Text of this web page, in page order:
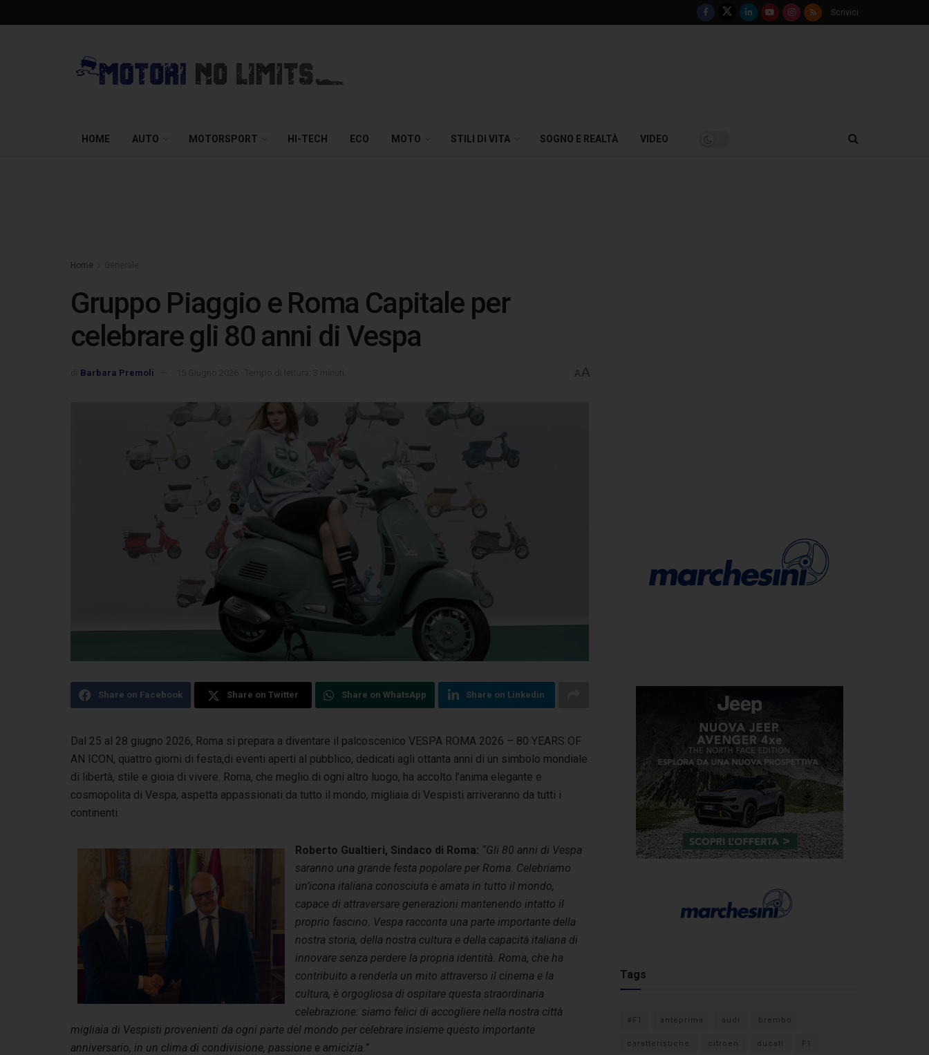
Scrivici
HOME AUTO MOTORSPORT HI-TECH ECO MOTO STILI DI VITA SOGNO E REALTÀ VIDEO
Home
Gruppo Piaggio e Roma Capitale per
celebrare gli 80 anni di Vespa
Barbara Premoli A A
Share on Facebook Share on Twitter Share on WhatsApp Share on Linkedin
Dal 25 al 28 giugno 2026, Roma si prepara a diventare il palcoscenico VESPA ROMA 2026 – 80 YEARS OF
AN ICON, quattro giorni di festa,di eventi aperti al pubblico, dedicati agli ottanta anni di un simbolo mondiale
di libertà, stile e gioia di vivere. Roma, che meglio di ogni altro luogo, ha accolto l’anima elegante e
cosmopolita di Vespa, aspetta appassionati da tutto il mondo, migliaia di Vespisti arriveranno da tutti i
continenti.
Roberto Gualtieri, Sindaco di Roma: “Gli 80 anni di Vespa
saranno una grande festa popolare per Roma. Celebriamo
un’icona italiana conosciuta e amata in tutto il mondo,
capace di attraversare generazioni mantenendo intatto il
proprio fascino. Vespa racconta una parte importante della
nostra storia, della nostra cultura e della capacità italiana di
innovare senza perdere la propria identità. Roma, che ha
contribuito a renderla un mito attraverso il cinema e la
cultura, è orgogliosa di ospitare questa straordinaria
celebrazione: siamo felici di accogliere nella nostra città
migliaia di Vespisti provenienti da ogni parte del mondo per celebrare insieme questo importante
anniversario, in un clima di condivisione, passione e amicizia.”
Tags
#F1 anteprima audi brembo
caratteristiche citroen ducati F1